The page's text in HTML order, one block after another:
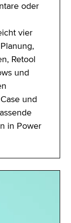
oder
vier
Retool
und
und
in Power